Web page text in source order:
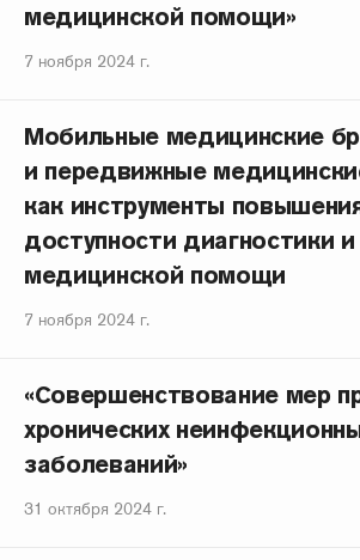
медицинской помощи»
7 ноября 2024 г.
Мобильные медицинские
и передвижные
как инструменты
доступности диагностики
медицинской помощи
7 ноября 2024 г.
«Совершенствование мер
хронических
заболеваний»
31 октября 2024 г.